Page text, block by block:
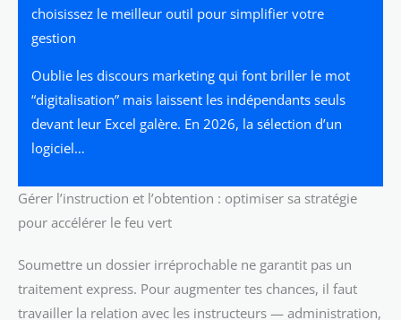
choisissez le meilleur outil pour simplifier votre
gestion
Oublie les discours marketing qui font briller le mot
“digitalisation” mais laissent les indépendants seuls
devant leur Excel galère. En 2026, la sélection d’un
logiciel…
Gérer l’instruction et l’obtention : optimiser sa stratégie
pour accélérer le feu vert
Soumettre un dossier irréprochable ne garantit pas un
traitement express. Pour augmenter tes chances, il faut
travailler la relation avec les instructeurs — administration,